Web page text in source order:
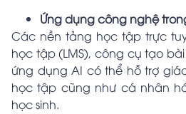
Ứng dụng công nghệ
Các nền tảng học tập trực
học tập (LMS), công cụ tạo
ứng dụng AI có thể hỗ trợ
học tập cũng như cá nhân
học sinh.